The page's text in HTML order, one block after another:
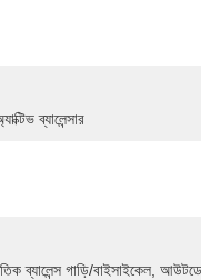
ব্যালেন্সার
ব্যালেন্স গাড়ি/বাইসাইকেল,